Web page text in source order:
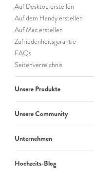
Auf Desktop erstellen
Auf dem Handy erstellen
Auf Mac erstellen
Zufriedenheitsgarantie
FAQs
Seitenverzeichnis
Unsere Produkte
Unsere Community
Unternehmen
Hochzeits-Blog